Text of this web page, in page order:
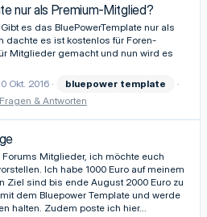
nur als Premium-Mitglied?
es das BluePowerTemplate nur als
dachte es ist kostenlos für Foren-
Mitglieder gemacht und nun wird es
Okt. 2016 bluepower template
Fragen & Antworten
Forums Mitglieder, ich möchte euch
Ich habe 1000 Euro auf meinem
Ziel sind bis ende August 2000 Euro zu
dem Bluepower Template und werde
halten. Zudem poste ich hier...